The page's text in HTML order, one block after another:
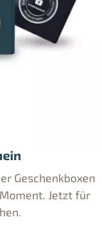
Geschenkboxen
Jetzt für